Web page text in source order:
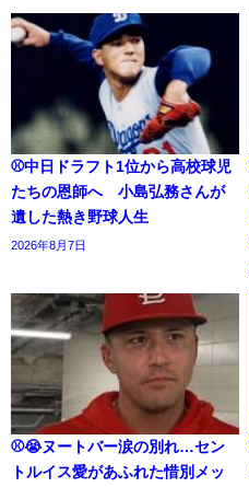
⚾中日ドラフト1位から高校球児
たちの恩師へ 小島弘務さんが
遺した熱き野球人生
2026年8月7日
⚾😭ヌートバー涙の別れ…セン
トルイス愛があふれた惜別メッ